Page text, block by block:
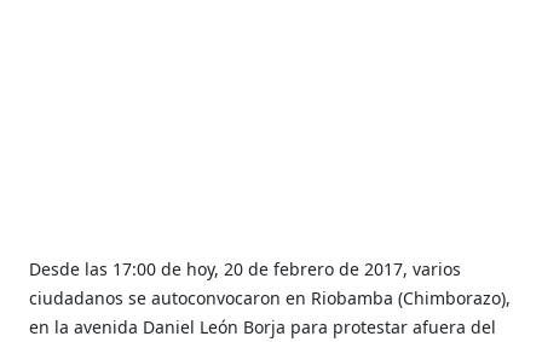
Desde las 17:00 de hoy, 20 de febrero de 2017, varios
ciudadanos se autoconvocaron en Riobamba (Chimborazo),
en la avenida Daniel León Borja para protestar afuera del